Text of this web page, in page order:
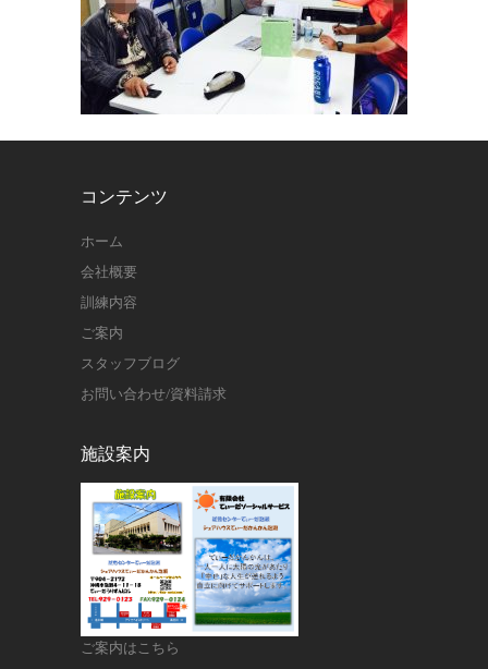
コンテンツ
ホーム
会社概要
訓練内容
ご案内
スタッフブログ
お問い合わせ/資料請求
施設案内
ご案内はこちら